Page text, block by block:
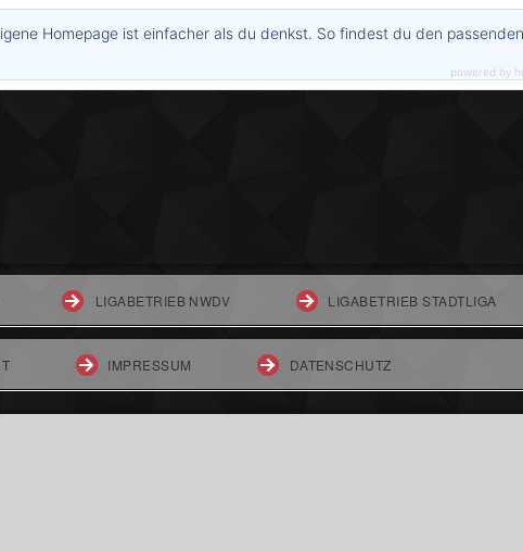
LIGABETRIEB NWDV LIGABETRIEB STADTLIGA
IMPRESSUM DATENSCHUTZ
Homepage ist einfacher als du denkst. So findest du den passenden
powered by